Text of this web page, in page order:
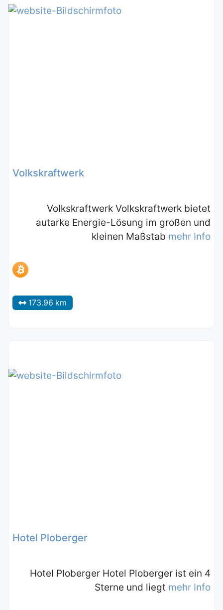
Volkskraftwerk
Volkskraftwerk Volkskraftwerk bietet
autarke Energie-Lösung im großen und
kleinen Maßstab mehr Info
173.96 km
Hotel Ploberger
Hotel Ploberger Hotel Ploberger ist ein 4
Sterne und liegt mehr Info